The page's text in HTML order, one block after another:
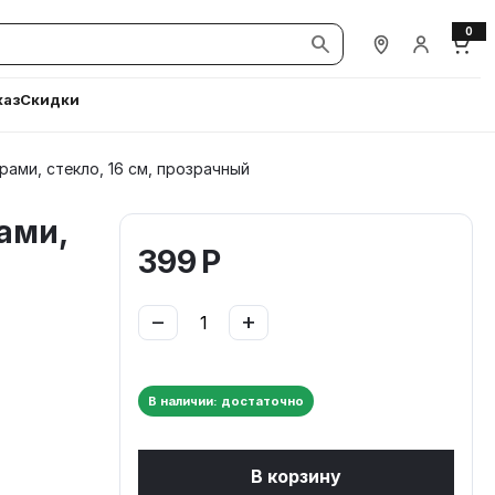
Наши магазины
Вход /
0
Скидки
стекло, 16 см, прозрачный
399 Р
+
−
В наличии: достаточно
В корзину